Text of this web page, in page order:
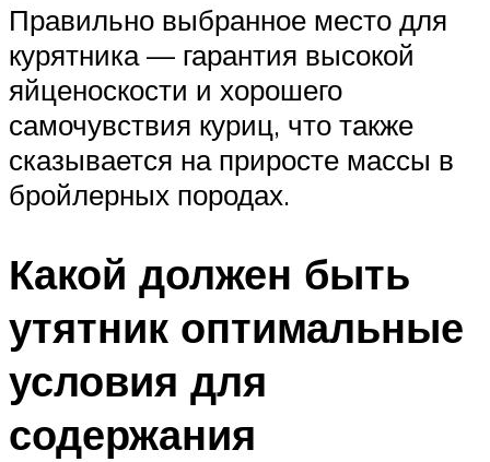
Правильно выбранное место для
курятника — гарантия высокой
яйценоскости и хорошего
самочувствия куриц, что также
сказывается на приросте массы в
бройлерных породах.
Какой должен быть
утятник оптимальные
условия для
содержания